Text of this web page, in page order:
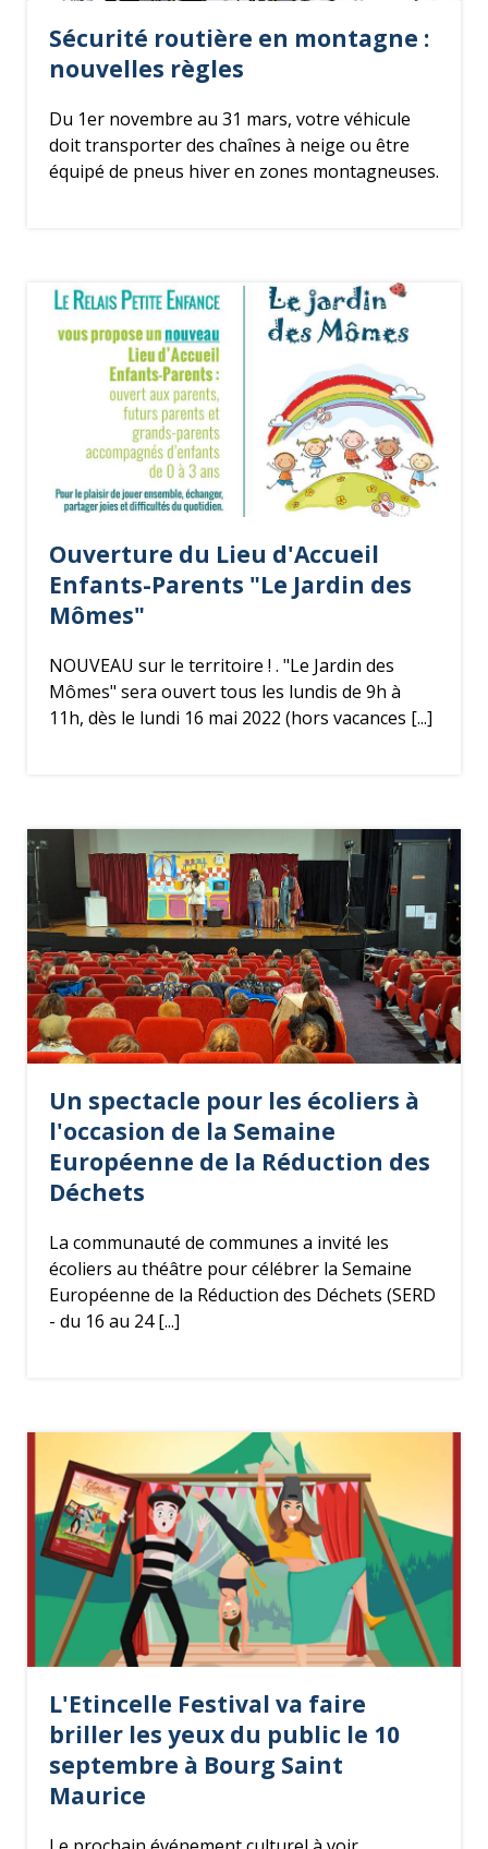
Sécurité routière en montagne :
nouvelles règles
Du 1er novembre au 31 mars, votre véhicule
doit transporter des chaînes à neige ou être
équipé de pneus hiver en zones montagneuses.
Ouverture du Lieu d'Accueil
Enfants-Parents "Le Jardin des
Mômes"
NOUVEAU sur le territoire ! . "Le Jardin des
Mômes" sera ouvert tous les lundis de 9h à
11h, dès le lundi 16 mai 2022 (hors vacances [...]
Un spectacle pour les écoliers à
l'occasion de la Semaine
Européenne de la Réduction des
Déchets
La communauté de communes a invité les
écoliers au théâtre pour célébrer la Semaine
Européenne de la Réduction des Déchets (SERD
- du 16 au 24 [...]
L'Etincelle Festival va faire
briller les yeux du public le 10
septembre à Bourg Saint
Maurice